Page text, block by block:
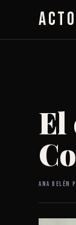
El
Ana Belén